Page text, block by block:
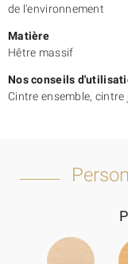
de l'environnement
Matière
Hêtre massif
Nos conseils
Cintre ensemble,